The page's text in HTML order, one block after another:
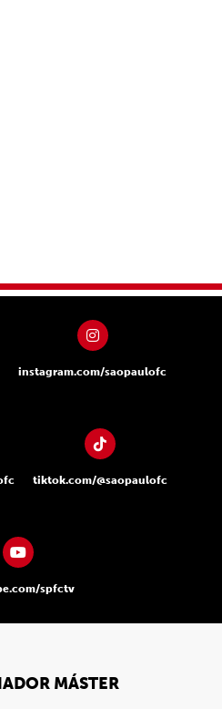
instagram.com/saopaulofc
tiktok.com/@saopaulofc
spfctv
MÁSTER